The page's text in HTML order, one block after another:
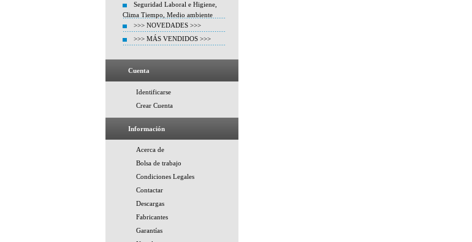
Seguridad Laboral e Higiene,
Clima Tiempo, Medio ambiente
>>> NOVEDADES >>>
>>> MÁS VENDIDOS >>>
Cuenta
Identificarse
Crear Cuenta
Información
Acerca de
Bolsa de trabajo
Condiciones Legales
Contactar
Descargas
Fabricantes
Garantías